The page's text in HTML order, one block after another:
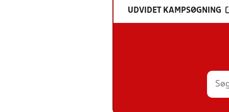
UDVIDET KAMPSØGNING